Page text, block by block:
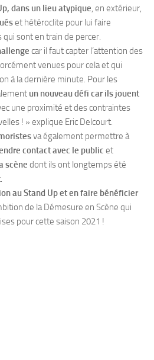
dans un lieu atypique, en extérieur,
et hétéroclite pour lui faire
sont en train de percer.
car il faut capter l’attention des
venues pour cela et qui
à la dernière minute. Pour les
un nouveau défi car ils jouent
une proximité et des contraintes
! » explique Eric Delcourt.
va également permettre à
contact avec le public et
scène dont ils ont longtemps été
au Stand Up et en faire bénéficier
de la Démesure en Scène qui
pour cette saison 2021 !